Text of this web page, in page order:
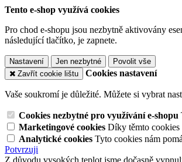
Tento e-shop využívá cookies
Pro chod e-shopu jsou nezbytně aktivovány
následující tlačítko, je zapnete.
Nastavení Jen nezbytné
Povolit vše
Zavřít cookie lištu
Cookies nastavení
Vaše soukromí je důležité. Můžete si vybrat
Cookies nezbytné pro využívání e-shopu
Marketingové cookies Díky těmto cookies
Analytické cookies Tyto cookies nám
Potvrzuji
Z důvodu vysokých teplot jsme dočasně